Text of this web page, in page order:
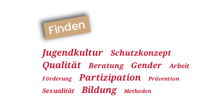
Finden
Jugendkultur Schutzkonzept
Qualität Beratung Gender Arbeit
Förderung Partizipation Prävention
Sexualität Bildung Methoden